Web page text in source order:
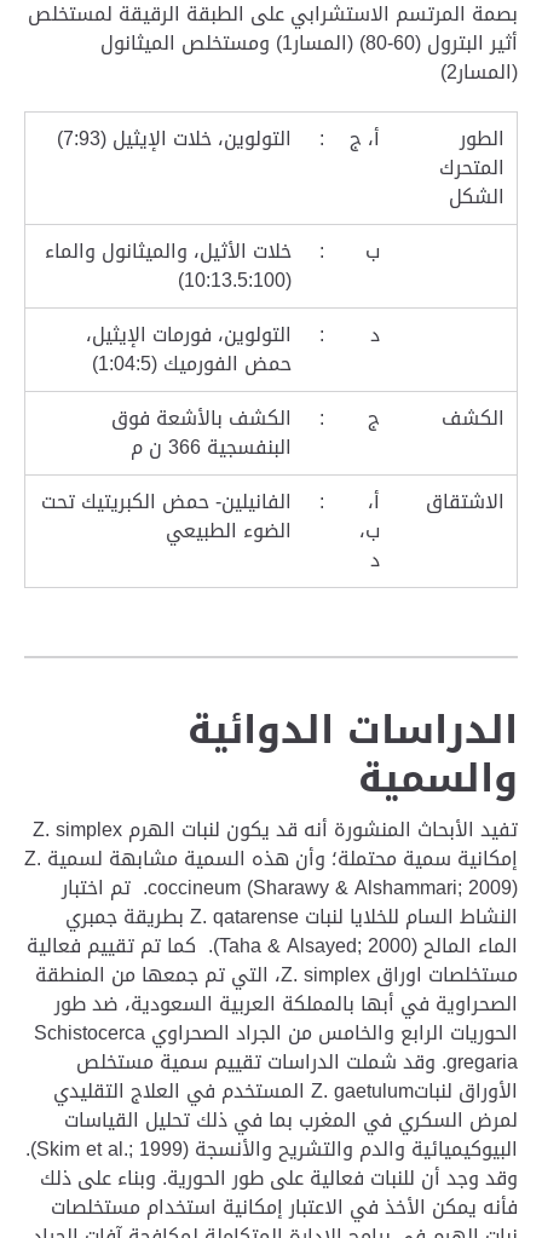
بصمة المرتسم الاستشرابي على الطبقة الرقيقة لمستخلص
أثير البترول (60-80) (المسار1) ومستخلص الميثانول
(المسار2)
الطور
المتحرك
الشكل
أ، ج التولوين، خلات الإيثيل (7:93)
ب خلات الأثيل، والميثانول والماء
(10:13.5:100)
د
التولوين، فورمات الإيثيل،
حمض الفورميك (1:04:5)
الكشف
ج الكشف بالأشعة فوق
البنفسجية 366 ن م
الاشتقاق
أ،
ب،
د
الفانيلين- حمض الكبريتيك تحت
الضوء الطبيعي
الدراسات الدوائية
والسمية
تفيد الأبحاث المنشورة أنه قد يكون لنبات الهرم Z. simplex
إمكانية سمية محتملة؛ وأن هذه السمية مشابهة لسمية Z.
coccineum (Sharawy & Alshammari; 2009). تم اختبار
النشاط السام للخلايا لنبات Z. qatarense بطريقة جمبري
الماء المالح (Taha & Alsayed; 2000). كما تم تقييم فعالية
مستخلصات اوراق Z. simplex، التي تم جمعها من المنطقة
الصحراوية في أبها بالمملكة العربية السعودية، ضد طور
الحوريات الرابع والخامس من الجراد الصحراوي Schistocerca
gregaria. وقد شملت الدراسات تقييم سمية مستخلص
الأوراق لنباتZ. gaetulum المستخدم في العلاج التقليدي
لمرض السكري في المغرب بما في ذلك تحليل القياسات
البيوكيميائية والدم والتشريح والأنسجة (Skim et al.; 1999).
وقد وجد أن للنبات فعالية على طور الحورية. وبناء على ذلك
فأنه يمكن الأخذ في الاعتبار إمكانية استخدام مستخلصات